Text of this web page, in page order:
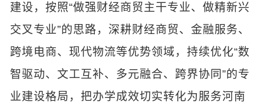
建设，按照“做强财经商贸主干专业、做精新兴
交叉专业”的思路，深耕财经商贸、金融服务、
跨境电商、现代物流等优势领域，持续优化“数
智驱动、文工互补、多元融合、跨界协同”的专
业建设格局，把办学成效切实转化为服务河南